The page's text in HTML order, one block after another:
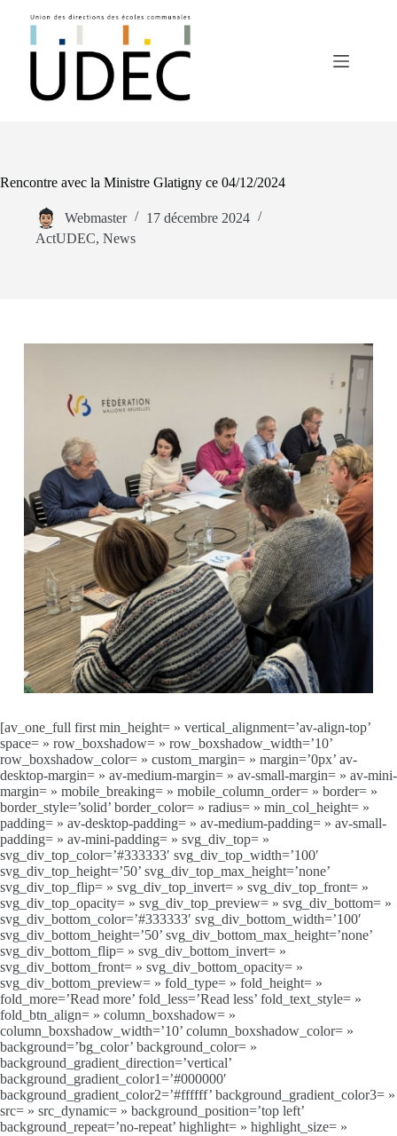
Rencontre avec la Ministre Glatigny ce 04/12/2024
Webmaster
17 décembre 2024
ActUDEC, News
[av_one_full first min_height= » vertical_alignment=’av-align-top’
space= » row_boxshadow= » row_boxshadow_width=’10’
row_boxshadow_color= » custom_margin= » margin=’0px’ av-
desktop-margin= » av-medium-margin= » av-small-margin= » av-mini-
margin= » mobile_breaking= » mobile_column_order= » border= »
border_style=’solid’ border_color= » radius= » min_col_height= »
padding= » av-desktop-padding= » av-medium-padding= » av-small-
padding= » av-mini-padding= » svg_div_top= »
svg_div_top_color=’#333333′ svg_div_top_width=’100′
svg_div_top_height=’50’ svg_div_top_max_height=’none’
svg_div_top_flip= » svg_div_top_invert= » svg_div_top_front= »
svg_div_top_opacity= » svg_div_top_preview= » svg_div_bottom= »
svg_div_bottom_color=’#333333′ svg_div_bottom_width=’100′
svg_div_bottom_height=’50’ svg_div_bottom_max_height=’none’
svg_div_bottom_flip= » svg_div_bottom_invert= »
svg_div_bottom_front= » svg_div_bottom_opacity= »
svg_div_bottom_preview= » fold_type= » fold_height= »
fold_more=’Read more’ fold_less=’Read less’ fold_text_style= »
fold_btn_align= » column_boxshadow= »
column_boxshadow_width=’10’ column_boxshadow_color= »
background=’bg_color’ background_color= »
background_gradient_direction=’vertical’
background_gradient_color1=’#000000′
background_gradient_color2=’#ffffff’ background_gradient_color3= »
src= » src_dynamic= » background_position=’top left’
background_repeat=’no-repeat’ highlight= » highlight_size= »